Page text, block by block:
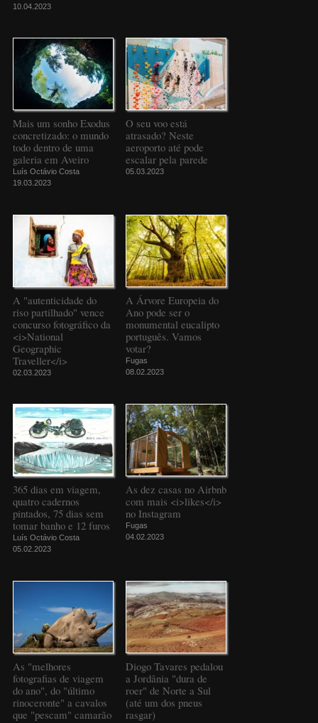
10.04.2023
Mais um sonho Exodus
concretizado: o mundo
todo dentro de uma
galeria em Aveiro
Luís Octávio Costa
19.03.2023
O seu voo está
atrasado? Neste
aeroporto até pode
escalar pela parede
05.03.2023
A "autenticidade do
riso partilhado" vence
concurso fotográfico da
<i>National
Geographic
Traveller</i>
02.03.2023
A Árvore Europeia do
Ano pode ser o
monumental eucalipto
português. Vamos
votar?
Fugas
08.02.2023
365 dias em viagem,
quatro cadernos
pintados, 75 dias sem
tomar banho e 12 furos
Luís Octávio Costa
05.02.2023
As dez casas no Airbnb
com mais <i>likes</i>
no Instagram
Fugas
04.02.2023
As "melhores
fotografias de viagem
do ano", do "último
rinoceronte" a cavalos
que "pescam" camarão
Diogo Tavares pedalou
a Jordânia "dura de
roer" de Norte a Sul
(até um dos pneus
rasgar)